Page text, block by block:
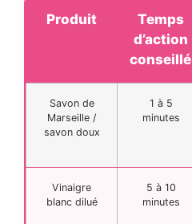
Produit
Temps
d’action
conseillé
Savon de
Marseille /
savon doux
1 à 5
minutes
Vinaigre
blanc dilué
5 à 10
minutes